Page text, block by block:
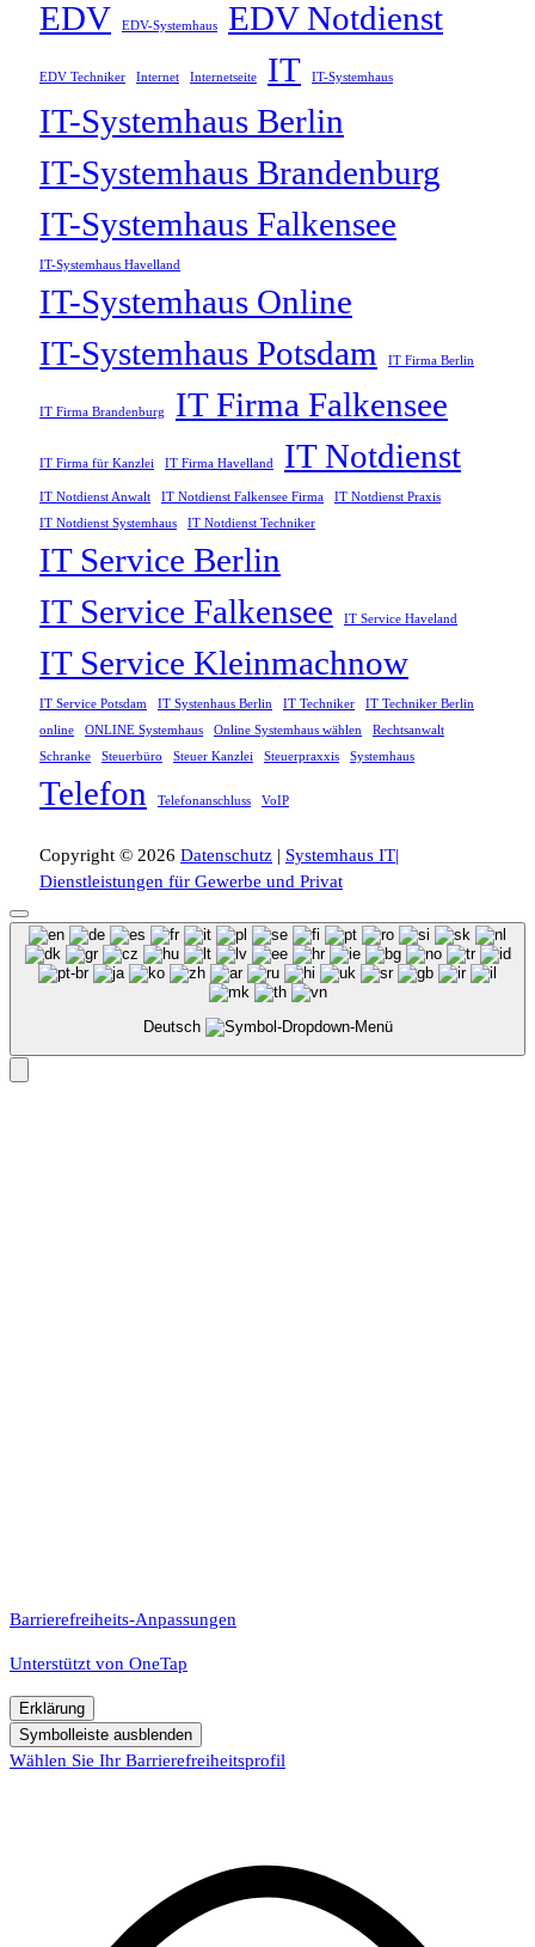
EDV EDV-Systemhaus EDV Notdienst
EDV Techniker Internet Internetseite IT IT-Systemhaus
IT-Systemhaus Berlin
IT-Systemhaus Brandenburg
IT-Systemhaus Falkensee
IT-Systemhaus Havelland
IT-Systemhaus Online
IT-Systemhaus Potsdam
IT Firma Berlin
IT Firma Brandenburg IT Firma Falkensee
IT Firma für Kanzlei IT Firma Havelland IT Notdienst
IT Notdienst Anwalt IT Notdienst Falkensee Firma
IT Notdienst Praxis
IT Notdienst Systemhaus
IT Notdienst Techniker
IT Service Berlin
IT Service Falkensee
IT Service Haveland
IT Service Kleinmachnow
IT Service Potsdam IT Systenhaus Berlin IT Techniker
IT Techniker Berlin
online
ONLINE Systemhaus Online Systemhaus wählen
Rechtsanwalt
Schranke
Steuerbüro Steuer Kanzlei Steuerpraxxis Systemhaus
Telefon Telefonanschluss VoIP
Copyright © 2026 Datenschutz | Systemhaus IT|
Dienstleistungen für Gewerbe und Privat
Deutsch
Barrierefreiheits-Anpassungen
Unterstützt von OneTap
Erklärung
Symbolleiste ausblenden
Wählen Sie Ihr Barrierefreiheitsprofil